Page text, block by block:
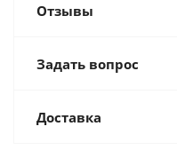
Отзывы
Задать вопрос
Доставка